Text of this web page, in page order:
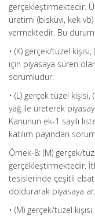
gerçekleştirmektedir.
üretimi (bisküvi, kek
vermektedir. Bu
• (K) gerçek/tüzel
için piyasaya süren
sorumludur.
• (L) gerçek tüzel
yağ ile üreterek
Kanunun ek-1 sayılı
katılım payından
Örnek-8: (M) gerçek/
gerçekleştirmektedir.
tesislerinde çeşitli
doldurarak piyasaya
• (M) gerçek/tüzel